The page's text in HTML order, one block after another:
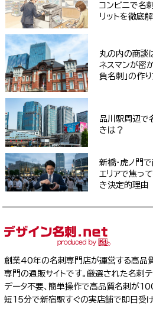
コンビニで名
リットを徹底
丸の内の商談
ネスマンが密
負名刺」の作
品川駅周辺で
きは？
新橋・虎ノ門
エリアで焦っ
き決定的理由
創業40年の名刺専門店が運営する高品
専門の通販サイトです。厳選された名刺
データ不要、簡単操作で高品質名刺が
短15分で新宿駅すぐの実店舗で即日受け